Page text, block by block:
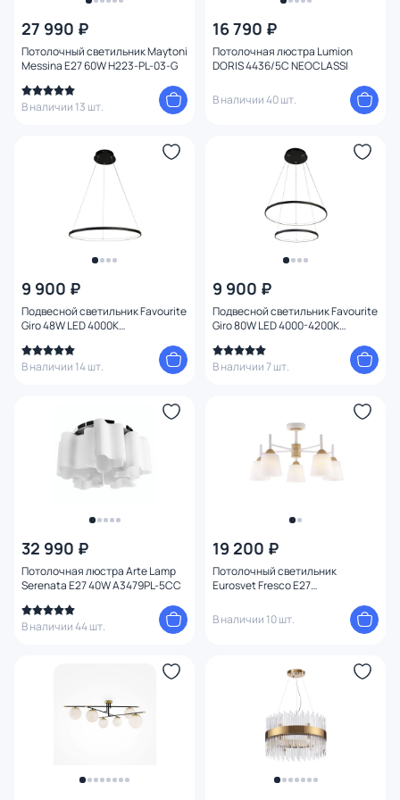
27 990 ₽
Потолочный светильник Maytoni
Messina E27 60W H223-PL-03-G
В наличии 13 шт.
16 790 ₽
Потолочная люстра Lumion
DORIS 4436/5C NEOCLASSI
В наличии 40 шт.
9 900 ₽
Подвесной светильник Favourite
Giro 48W LED 4000К
В наличии 14 шт.
9 900 ₽
Подвесной светильник Favourite
Giro 80W LED 4000-4200К
10P
В наличии 7 шт.
32 990 ₽
Потолочная люстра Arte Lamp
Serenata E27 40W A3479PL-5CC
В наличии 44 шт.
19 200 ₽
Потолочный светильник
Eurosvet Fresco E27
В наличии 10 шт.
Цена
От
Страна
Материал арматуры
Материал плафона
Цвет арматуры
Размер
Высота (мм)
Диаметр (мм)